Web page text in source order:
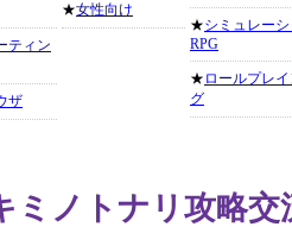
ティン
ザ
★女性向け
★シミュレー
RPG
★ ロールプレ
グ
ミノトナリ攻略